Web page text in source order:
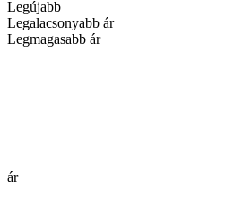
Legújabb
Legalacsonyabb ár
Legmagasabb ár
ár